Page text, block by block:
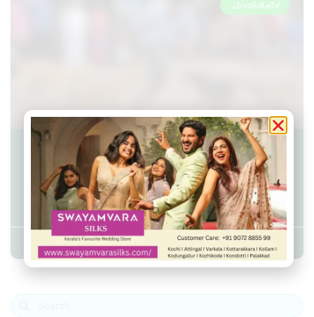
ചിറയിൻകീഴ്
ചിറയിൻകീഴ് എസ്‌ബി‌ഐ ബാങ്കിന്
മുന്നിൽ തെരുവ് നായ ആക്രമണം;
ടെലികോം ജീവനക്കാരന് കടിയേറ്റു
Admin YS May 18, 2026 9:59 pm